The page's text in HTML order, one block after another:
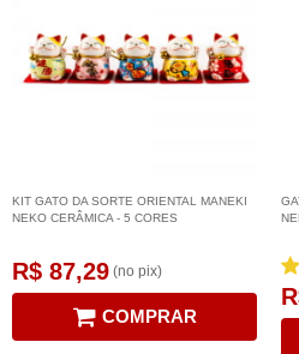
KIT GATO DA SORTE ORIENTAL MANEKI
NEKO CERÂMICA - 5 CORES
R$ 87,29 (no pix)
COMPRAR